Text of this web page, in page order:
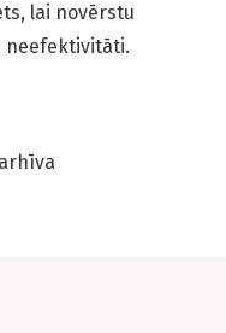
lai novērstu
neefektivitāti.